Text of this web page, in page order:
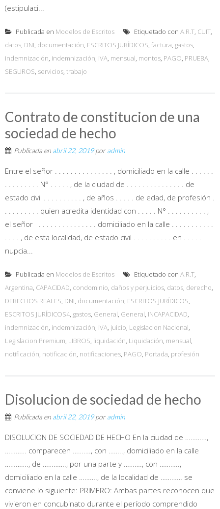
(estipulaci...
Publicada en Modelos de Escritos Etiquetado con A.R.T, CUIT,
datos, DNI, documentación, ESCRITOS JURÍDICOS, factura, gastos,
indemnización, indemnización, IVA, mensual, montos, PAGO, PRUEBA,
SEGUROS, servicios, trabajo
Contrato de constitucion de una
sociedad de hecho
Publicada en abril 22, 2019poradmin
Entre el señor . . . . . . . . . . . . . . . , domiciliado en la calle . . . . . .
. . . . . . . . . N° . . . . . , de la ciudad de . . . . . . . . . . . . . . . de
estado civil . . . . . . . . . . , de años . . . . . de edad, de profesión .
. . . . . . . . . quien acredita identidad con . . . . . N° . . . . . . . . . . ,
el señor . . . . . . . . . . . . . . . domiciliado en la calle . . . . . . . . . . .
. . . . , de esta localidad, de estado civil . . . . . . . . . . en . . . . .
nupcia...
Publicada en Modelos de Escritos Etiquetado con A.R.T,
Argentina, CAPACIDAD, condominio, daños y perjuicios, datos, derecho,
DERECHOS REALES, DNI, documentación, ESCRITOS JURÍDICOS,
ESCRITOS JURÍDICOS4, gastos, General, General, INCAPACIDAD,
indemnización, indemnización, IVA, juicio, Legislacion Nacional,
Legislacion Premium, LIBROS, liquidación, Liquidación, mensual,
notificación, notificación, notificaciones, PAGO, Portada, profesión
Disolucion de sociedad de hecho
Publicada en abril 22, 2019poradmin
DISOLUCION DE SOCIEDAD DE HECHO En la ciudad de …………,
………… comparecen ………., con …….., domiciliado en la calle
…………., de …………., por una parte y ………., con ………..,
domiciliado en la calle ………., de la localidad de ………… se
conviene lo siguiente: PRIMERO: Ambas partes reconocen que
vivieron en concubinato durante el período comprendido